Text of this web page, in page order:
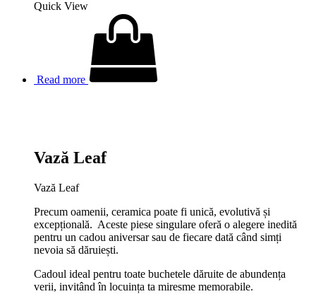
Quick View
Read more
Vază Leaf
Vază Leaf
Precum oamenii, ceramica poate fi unică, evolutivă și
excepțională. Aceste piese singulare oferă o alegere inedită
pentru un cadou aniversar sau de fiecare dată când simți
nevoia să dăruiești.
Cadoul ideal pentru toate buchetele dăruite de abundența
verii, invitând în locuința ta miresme memorabile.